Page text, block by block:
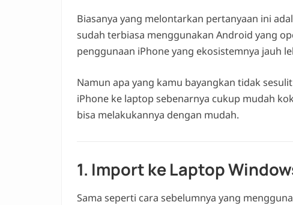
Biasanya yang melontarkan pertanyaan ini
sudah terbiasa menggunakan Android yang
penggunaan iPhone yang ekosistemnya jauh
Namun apa yang kamu bayangkan tidak
iPhone ke laptop sebenarnya cukup mudah
bisa melakukannya dengan mudah.
1. Import ke Laptop
Sama seperti cara sebelumnya yang